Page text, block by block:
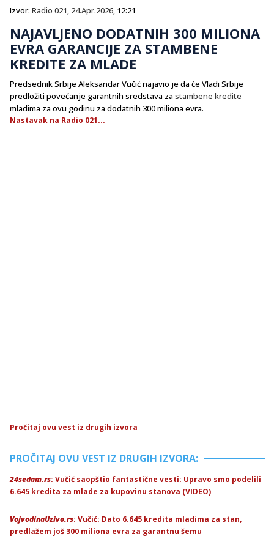
Izvor: Radio 021, 24.Apr.2026, 12:21
NAJAVLJENO DODATNIH 300 MILIONA
EVRA GARANCIJE ZA STAMBENE
KREDITE ZA MLADE
Predsednik Srbije Aleksandar Vučić najavio je da će Vladi Srbije
predložiti povećanje garantnih sredstava za stambene kredite
mladima za ovu godinu za dodatnih 300 miliona evra.
Nastavak na Radio 021...
Pročitaj ovu vest iz drugih izvora
PROČITAJ OVU VEST IZ DRUGIH IZVORA:
24sedam.rs: Vučić saopštio fantastične vesti: Upravo smo podelili
6.645 kredita za mlade za kupovinu stanova (VIDEO)
VojvodinaUzivo.rs: Vučić: Dato 6.645 kredita mladima za stan,
predlažem još 300 miliona evra za garantnu šemu